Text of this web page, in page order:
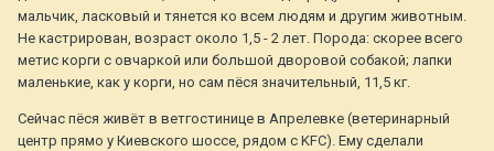
мальчик, ласковый и тянется ко всем людям и другим животным.
Не кастрирован, возраст около 1,5 - 2 лет. Порода: скорее всего
метис корги с овчаркой или большой дворовой собакой; лапки
маленькие, как у корги, но сам пёся значительный, 11,5 кг.
Сейчас пёся живёт в ветгостинице в Апрелевке (ветеринарный
центр прямо у Киевского шоссе, рядом с KFC). Ему сделали